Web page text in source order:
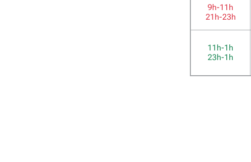
9h-11h
21h-23h
11h-1h
23h-1h